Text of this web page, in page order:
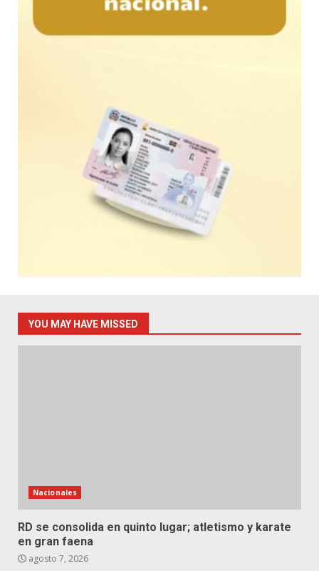
YOU MAY HAVE MISSED
Nacionales
RD se consolida en quinto lugar; atletismo y karate
en gran faena
agosto 7, 2026